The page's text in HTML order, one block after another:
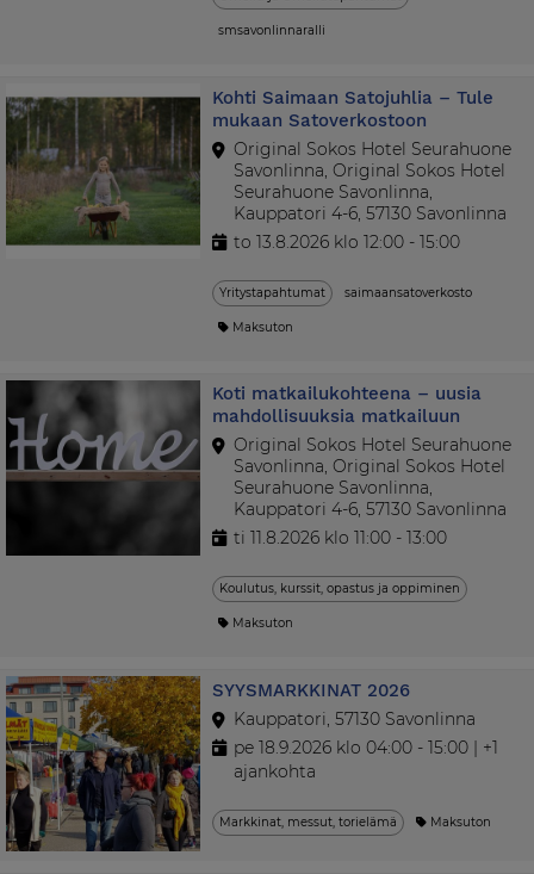
smsavonlinnaralli
Kohti Saimaan Satojuhlia – Tule
mukaan Satoverkostoon
Original Sokos Hotel Seurahuone
Savonlinna, Original Sokos Hotel
Seurahuone Savonlinna,
Kauppatori 4-6, 57130 Savonlinna
to 13.8.2026 klo 12:00 - 15:00
Yritystapahtumat saimaansatoverkosto
Maksuton
Koti matkailukohteena – uusia
mahdollisuuksia matkailuun
Original Sokos Hotel Seurahuone
Savonlinna, Original Sokos Hotel
Seurahuone Savonlinna,
Kauppatori 4-6, 57130 Savonlinna
ti 11.8.2026 klo 11:00 - 13:00
Koulutus, kurssit, opastus ja oppiminen
Maksuton
SYYSMARKKINAT 2026
Kauppatori, 57130 Savonlinna
pe 18.9.2026 klo 04:00 - 15:00 | +1
ajankohta
Markkinat, messut, torielämä Maksuton